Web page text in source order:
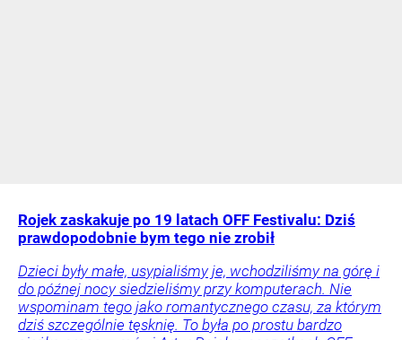
Rojek zaskakuje po 19 latach OFF Festivalu: Dziś
prawdopodobnie bym tego nie zrobił
Dzieci były małe, usypialiśmy je, wchodziliśmy na górę i
do późnej nocy siedzieliśmy przy komputerach. Nie
wspominam tego jako romantycznego czasu, za którym
dziś szczególnie tęsknię. To była po prostu bardzo